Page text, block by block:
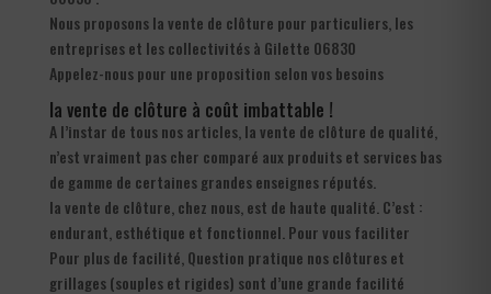
Nous proposons la vente de clôture pour particuliers, les
entreprises et les collectivités à Gilette 06830
Appelez-nous pour une proposition selon vos besoins
la vente de clôture à coût imbattable !
A l’instar de tous nos articles, la vente de clôture de qualité,
n’est vraiment pas cher comparé aux produits et services bas
de gamme de certaines grandes enseignes réputés.
la vente de clôture, chez nous, est de haute qualité. C’est :
endurant, esthétique et fonctionnel. Pour vous faciliter
Pour plus de facilité, Question pratique nos clôtures et
grillages (souples et rigides) sont d’une grande facilité